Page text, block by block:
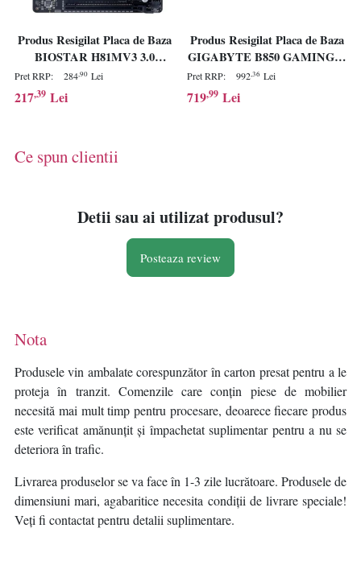
Produs Resigilat Placa de Baza
BIOSTAR H81MV3 3.0
LGA1150, 2x DDR3, 1x PCIE
2.0 x1 1x PCIE 2.0 x16, 1x
VGA 1x HDMI, 2x SATA II
Pret RRP: 284,90 Lei
217,39 Lei
Produs Resigilat Placa de Baza
GIGABYTE B850 GAMING X
WIFI6E AM5
Pret RRP: 992,36 Lei
719,99 Lei
Ce spun clientii
Detii sau ai utilizat produsul?
Posteaza review
Nota
Produsele vin ambalate corespunzător în carton presat pentru a le
proteja în tranzit. Comenzile care conțin piese de mobilier
necesită mai mult timp pentru procesare, deoarece fiecare produs
este verificat amănunțit și împachetat suplimentar pentru a nu se
deteriora în trafic.
Livrarea produselor se va face în 1-3 zile lucrătoare. Produsele de
dimensiuni mari, agabaritice necesita condiții de livrare speciale!
Veți fi contactat pentru detalii suplimentare.